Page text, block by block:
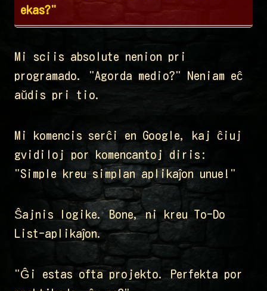
ekas?"
Mi sciis absolute nenion pri
programado. "Agorda medio?" Neniam eĉ
aŭdis pri tio.
Mi komencis serĉi en Google, kaj ĉiuj
gvidiloj por komencantoj diris:
"Simple kreu simplan aplikaĵon unue!"
Ŝajnis logike. Bone, ni kreu To-Do
List-aplikaĵon.
"Ĝi estas ofta projekto. Perfekta por